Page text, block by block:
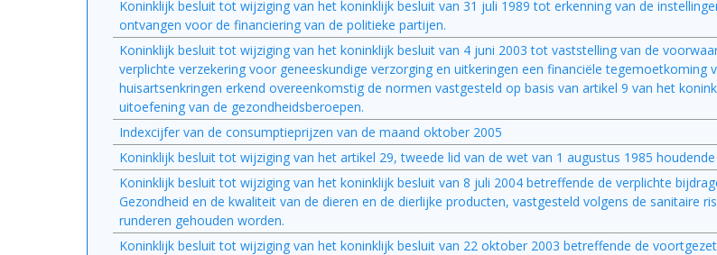
Koninklijk besluit tot wijziging van het koninklijk besluit van 31 juli 1989 tot erkenning van de
ontvangen voor de financiering van de politieke partijen.
Koninklijk besluit tot wijziging van het koninklijk besluit van 4 juni 2003 tot vaststelling van de
verplichte verzekering voor geneeskundige verzorging en uitkeringen een financiële tegemoetkoming
huisartsenkringen erkend overeenkomstig de normen vastgesteld op basis van artikel 9 van het
uitoefening van de gezondheidsberoepen.
Indexcijfer van de consumptieprijzen van de maand oktober 2005
Koninklijk besluit tot wijziging van het artikel 29, tweede lid van de wet van 1 augustus 1985
Koninklijk besluit tot wijziging van het koninklijk besluit van 8 juli 2004 betreffende de verplichte
Gezondheid en de kwaliteit van de dieren en de dierlijke producten, vastgesteld volgens de sanitaire
runderen gehouden worden.
Koninklijk besluit tot wijziging van het koninklijk besluit van 22 oktober 2003 betreffende de